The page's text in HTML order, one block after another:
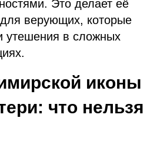
Это делает её
верующих, которые
утешения в сложных
иконы
что нельзя